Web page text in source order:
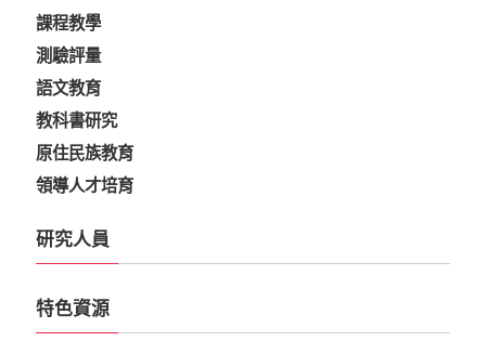
課程教學
測驗評量
語文教育
教科書研究
原住民族教育
領導人才培育
研究人員
特色資源